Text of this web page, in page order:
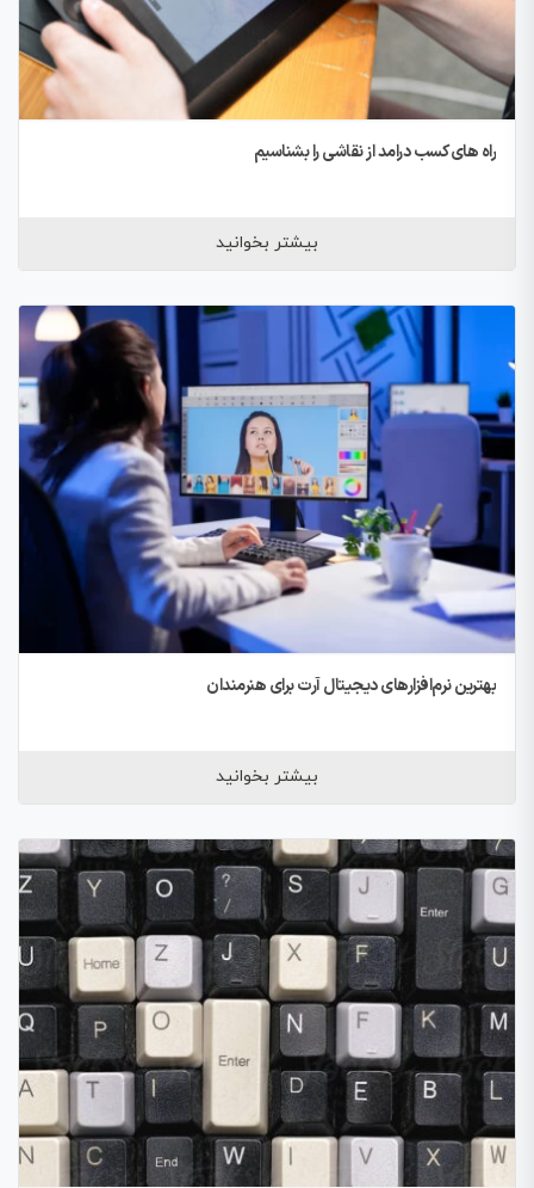
راه های کسب درامد از نقاشی را بشناسیم
بیشتر بخوانید
بهترین نرم‌افزارهای دیجیتال آرت برای هنرمندان
بیشتر بخوانید